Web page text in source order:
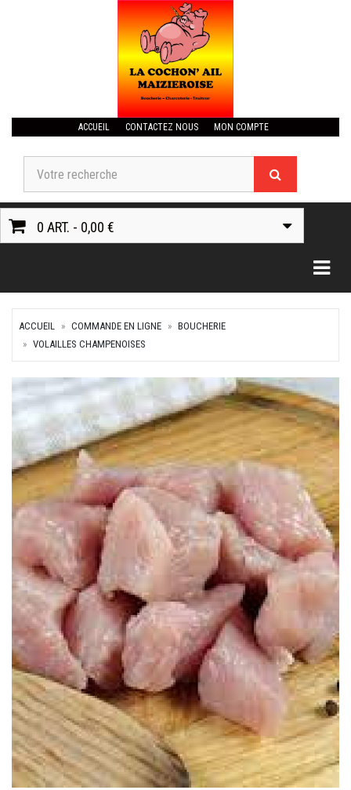
ACCUEIL CONTACTEZ NOUS MON COMPTE
0 ART. - 0,00 €
ACCUEIL COMMANDE EN LIGNE
BOUCHERIE
VOLAILLES CHAMPENOISES